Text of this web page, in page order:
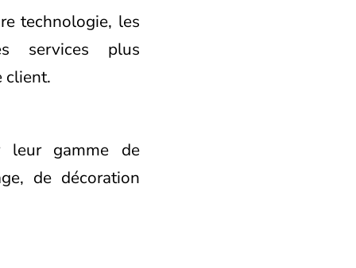
technologie, les
services plus
client.
leur gamme de
de décoration